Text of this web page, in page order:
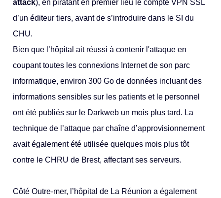
attack), en piratant en premier lieu le compte VPN SSL
d’un éditeur tiers, avant de s’introduire dans le SI du
CHU.
Bien que l’hôpital ait réussi à contenir l'attaque en
coupant toutes les connexions Internet de son parc
informatique, environ 300 Go de données incluant des
informations sensibles sur les patients et le personnel
ont été publiés sur le Darkweb un mois plus tard. La
technique de l’attaque par chaîne d’approvisionnement
avait également été utilisée quelques mois plus tôt
contre le CHRU de Brest, affectant ses serveurs.
Côté Outre-mer, l’hôpital de La Réunion a également